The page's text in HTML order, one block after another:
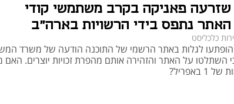
פאניקה בקרב משתמשי קודי
נתפס בידי הרשויות בארה"ב
כלכליסט
לגלות באתר הרשמי של התוכנה הודעה של משרד
השתלטו על האתר והזהירה אותם מהפרת זכויות יוצרים. האם